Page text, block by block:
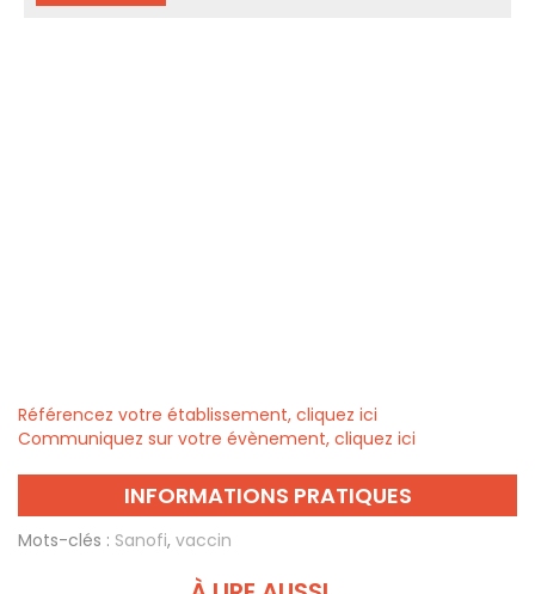
Référencez votre établissement, cliquez ici
Communiquez sur votre évènement, cliquez ici
INFORMATIONS PRATIQUES
Mots-clés : Sanofi, vaccin